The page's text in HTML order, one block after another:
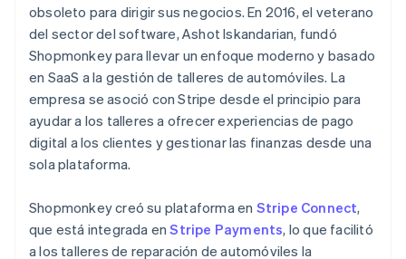
obsoleto para dirigir sus negocios. En 2016, el veterano
del sector del software, Ashot Iskandarian, fundó
Shopmonkey para llevar un enfoque moderno y basado
en SaaS a la gestión de talleres de automóviles. La
empresa se asoció con Stripe desde el principio para
ayudar a los talleres a ofrecer experiencias de pago
digital a los clientes y gestionar las finanzas desde una
sola plataforma.
Shopmonkey creó su plataforma en Stripe Connect,
que está integrada enStripe Payments, lo que facilitó
a los talleres de reparación de automóviles la